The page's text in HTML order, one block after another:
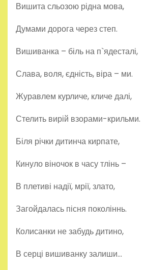
Вишита сльозою рідна мова,
Думами дорога через степ.
Вишиванка – біль на п`ядесталі,
Слава, воля, єдність, віра – ми.
Журавлем курличе, кличе далі,
Стелить вирій взорами-крильми.
Біля річки дитинча кирпате,
Кинуло віночок в часу тлінь –
В плетиві надії, мрії, злато,
Загойдалась пісня поколіннь.
Колисанки не забудь дитино,
В серці вишиванку залиши…